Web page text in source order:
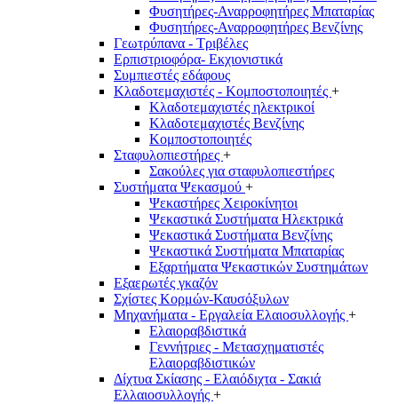
Φυσητήρες-Αναρροφητήρες Μπαταρίας
Φυσητήρες-Αναρροφητήρες Βενζίνης
Γεωτρύπανα - Τριβέλες
Ερπιστριοφόρα- Εκχιονιστικά
Συμπιεστές εδάφους
Κλαδοτεμαχιστές - Κομποστοποιητές +
Κλαδοτεμαχιστές ηλεκτρικοί
Κλαδοτεμαχιστές Βενζίνης
Κομποστοποιητές
Σταφυλοπιεστήρες +
Σακούλες για σταφυλοπιεστήρες
Συστήματα Ψεκασμού +
Ψεκαστήρες Χειροκίνητοι
Ψεκαστικά Συστήματα Ηλεκτρικά
Ψεκαστικά Συστήματα Βενζίνης
Ψεκαστικά Συστήματα Μπαταρίας
Εξαρτήματα Ψεκαστικών Συστημάτων
Εξαερωτές γκαζόν
Σχίστες Κορμών-Καυσόξυλων
Μηχανήματα - Εργαλεία Ελαιοσυλλογής +
Ελαιοραβδιστικά
Γεννήτριες - Μετασχηματιστές
Ελαιοραβδιστικών
Δίχτυα Σκίασης - Ελαιόδιχτα - Σακιά
Ελλαιοσυλλογής +